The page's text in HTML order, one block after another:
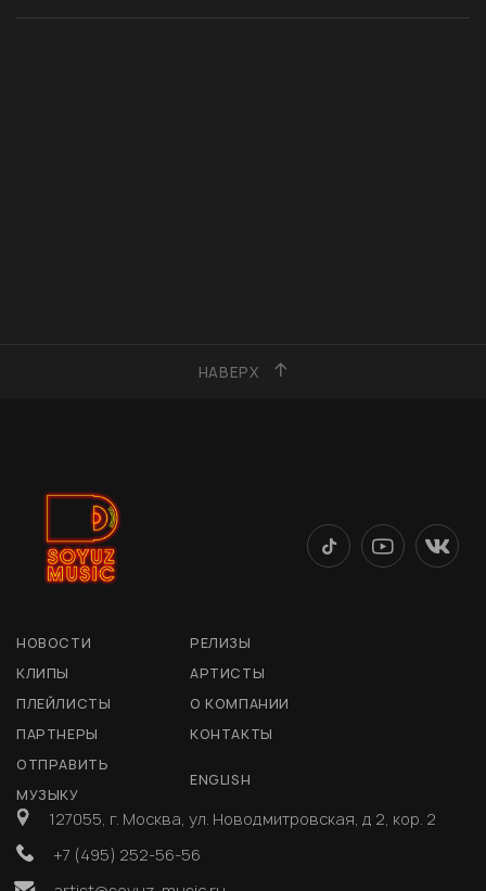
НАВЕРХ
НОВОСТИ
РЕЛИЗЫ
КЛИПЫ
АРТИСТЫ
ПЛЕЙЛИСТЫ
О КОМПАНИИ
ПАРТНЕРЫ
КОНТАКТЫ
ОТПРАВИТЬ
МУЗЫКУ
ENGLISH
127055, г. Москва, ул. Новодмитровская, д 2, кор. 2
+7 (495) 252-56-56